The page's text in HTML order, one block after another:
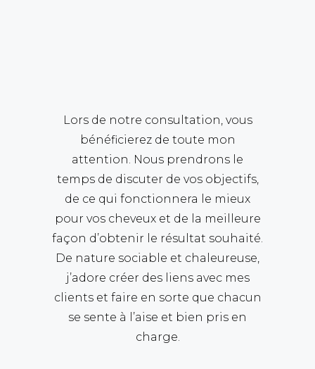
Lors de notre consultation, vous
bénéficierez de toute mon
attention. Nous prendrons le
temps de discuter de vos objectifs,
de ce qui fonctionnera le mieux
pour vos cheveux et de la meilleure
façon d’obtenir le résultat souhaité.
De nature sociable et chaleureuse,
j’adore créer des liens avec mes
clients et faire en sorte que chacun
se sente à l’aise et bien pris en
charge.